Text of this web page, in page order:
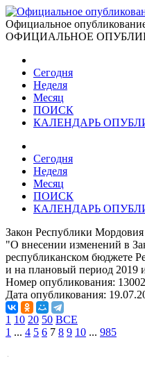
Официальное
ОФИЦИАЛЬНОЕ
Сегодня
Неделя
Месяц
ПОИСК
КАЛЕНДАРЬ
Сегодня
Неделя
Месяц
ПОИСК
КАЛЕНДАРЬ
Закон Республики
"О внесении изменений в
республиканском бюджете
и на плановый период 2019
Номер опубликования:
Дата опубликования:
1 10 20 50 ВСЕ
1 ... 4 5 6 7 8 9 10 ... 985